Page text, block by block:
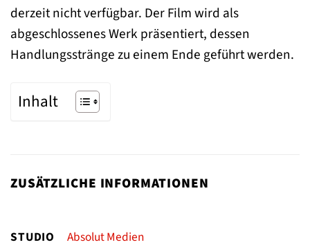
derzeit nicht verfügbar. Der Film wird als
abgeschlossenes Werk präsentiert, dessen
Handlungsstränge zu einem Ende geführt werden.
Inhalt
ZUSÄTZLICHE INFORMATIONEN
STUDIO Absolut Medien